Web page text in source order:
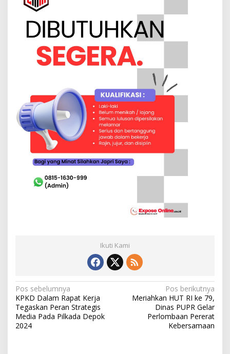
Ikuti Kami
N
a
v
Pos sebelumnya
KPKD Dalam Rapat Kerja
Tegaskan Peran Strategis
Media Pada Pilkada Depok
2024
Pos berikutnya
Meriahkan HUT RI ke 79,
Dinas PUPR Gelar
Perlombaan Pererat
Kebersamaan